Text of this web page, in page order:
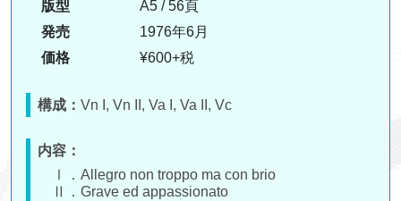
版型
A5 / 56頁
発売
1976年6月
価格
¥600+税
構成： Vn I, Vn II, Va I, Va II, Vc
内容：
Ⅰ．Allegro non troppo ma con brio
Ⅱ．Grave ed appassionato